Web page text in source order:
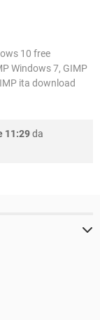
10 free
Windows 7, GIMP
ita download
11:29da